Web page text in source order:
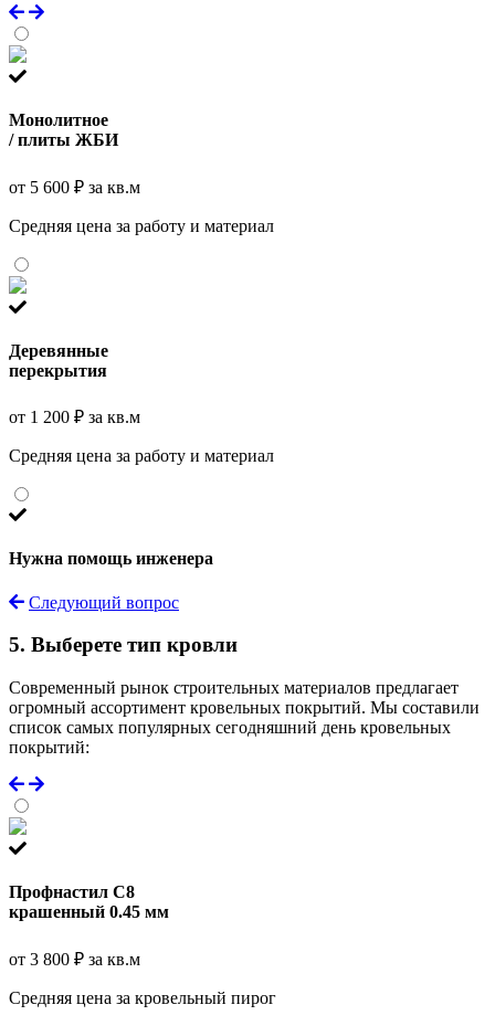
Монолитное
/ плиты ЖБИ
от 5 600 ₽ за кв.м
Средняя цена за работу и материал
Деревянные
перекрытия
от 1 200 ₽ за кв.м
Средняя цена за работу и материал
Нужна помощь инженера
Следующий вопрос
5. Выберете тип кровли
Современный рынок строительных материалов предлагает
огромный ассортимент кровельных покрытий. Мы составили
список самых популярных сегодняшний день кровельных
покрытий:
Профнастил С8
крашенный 0.45 мм
от 3 800 ₽ за кв.м
Средняя цена за кровельный пирог